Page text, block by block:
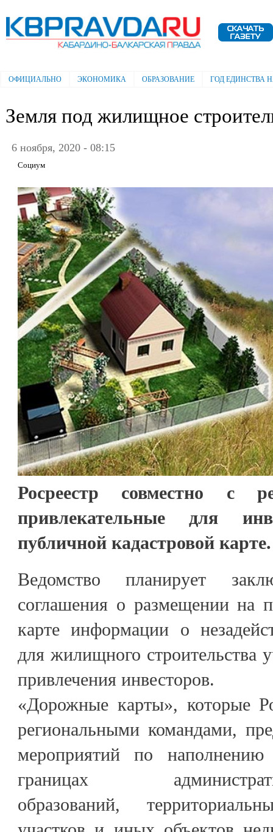
Электронная газета "Кабардино-
Балкарская правда"
Главное меню
ОФИЦИАЛЬНО ЭКОНОМИКА ОБРАЗОВАНИЕ ГОД ЕДИНСТВА
Земля под жилищное
6 ноября, 2020 - 08:15
Социум
Росреестр совместно с
привлекательные для
публичной кадастровой карте.
Ведомство планирует
соглашения о размещении на
карте информации о
для жилищного строительства
привлечения инвесторов.
«Дорожные карты», которые
региональными командами,
мероприятий по
границах
образований,